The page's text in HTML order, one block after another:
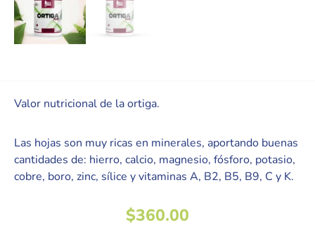
Valor nutricional de la ortiga.
Las hojas son muy ricas en minerales, aportando buenas
cantidades de: hierro, calcio, magnesio, fósforo, potasio,
cobre, boro, zinc, sílice y vitaminas A, B2, B5, B9, C y K.
$360.00